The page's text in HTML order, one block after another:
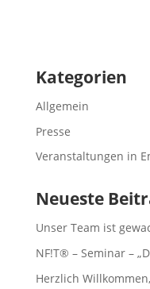
Kategorien
Allgemein
Presse
Veranstaltungen in
Neueste
Unser Team ist
NF!T® – Seminar –
Herzlich